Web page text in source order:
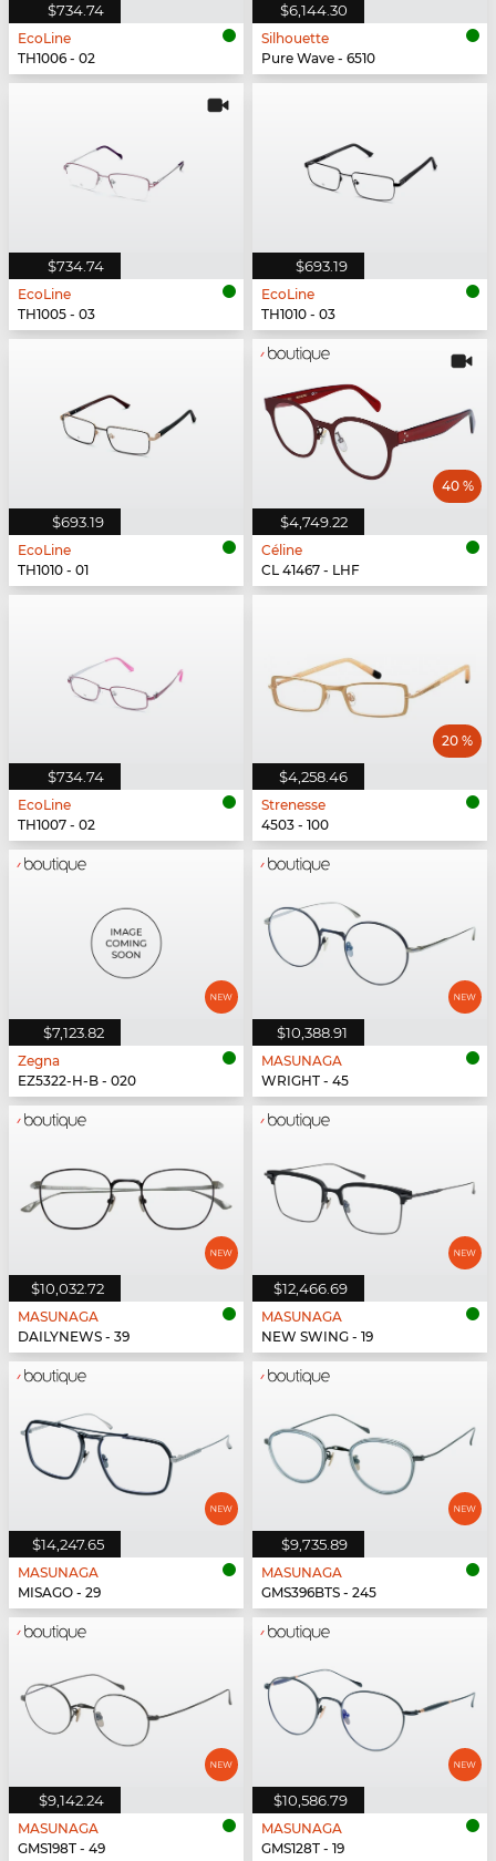
$734.74
EcoLine
TH1006 - 02
$6,144.30
Silhouette
Pure Wave - 6510
$734.74
EcoLine
TH1005 - 03
$693.19
EcoLine
TH1010 - 03
$693.19
EcoLine
TH1010 - 01
$4,749.22
40 %
Céline
CL 41467 - LHF
$734.74
EcoLine
TH1007 - 02
$4,258.46
20 %
Strenesse
4503 - 100
$7,123.82
Zegna
EZ5322-H-B - 020
$10,388.91
MASUNAGA
WRIGHT - 45
$10,032.72
MASUNAGA
DAILYNEWS - 39
$12,466.69
MASUNAGA
NEW SWING - 19
$14,247.65
MASUNAGA
MISAGO - 29
$9,735.89
MASUNAGA
GMS396BTS - 245
$9,142.24
MASUNAGA
GMS198T - 49
$10,586.79
MASUNAGA
GMS128T - 19